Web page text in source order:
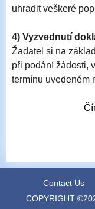
uhradit veškeré
4) Vyzvednutí
Žadatel si na
při podání žádosti,
termínu uvedeném
Contact Us
COPYRIGHT